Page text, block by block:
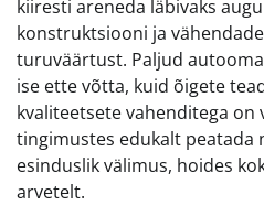
kiiresti areneda läbivaks
konstruktsiooni ja
turuväärtust. Paljud
ise ette võtta, kuid õigete
kvaliteetsete vahenditega
tingimustes edukalt peatada
esinduslik välimus, hoides
arvetelt.